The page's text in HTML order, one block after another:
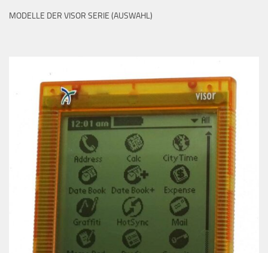
MODELLE DER VISOR SERIE (AUSWAHL)